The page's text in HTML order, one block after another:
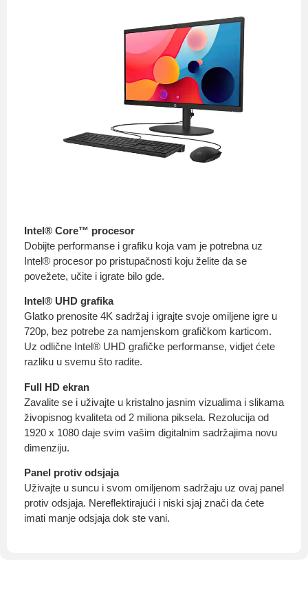
Intel® Core™ procesor
Dobijte performanse i grafiku koja vam je potrebna uz
Intel® procesor po pristupačnosti koju želite da se
povežete, učite i igrate bilo gde.
Intel® UHD grafika
Glatko prenosite 4K sadržaj i igrajte svoje omiljene igre u
720p, bez potrebe za namjenskom grafičkom karticom.
Uz odlične Intel® UHD grafičke performanse, vidjet ćete
razliku u svemu što radite.
Full HD ekran
Zavalite se i uživajte u kristalno jasnim vizualima i slikama
živopisnog kvaliteta od 2 miliona piksela. Rezolucija od
1920 x 1080 daje svim vašim digitalnim sadržajima novu
dimenziju.
Panel protiv odsjaja
Uživajte u suncu i svom omiljenom sadržaju uz ovaj panel
protiv odsjaja. Nereflektirajući i niski sjaj znači da ćete
imati manje odsjaja dok ste vani.